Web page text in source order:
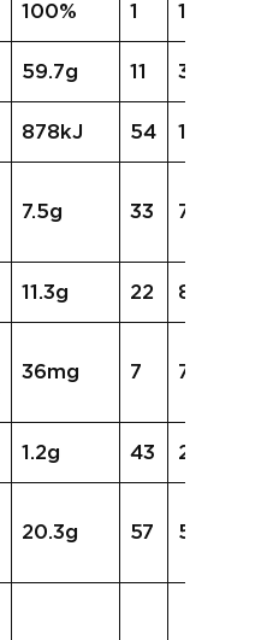
100% 1 100%
59.7g 11 30.9g
878kJ 54 1298kJ
7.5g 33 7.7g
11.3g 22 8.9g
36mg 7 7mg
1.2g 43 2.4g
20.3g 57 50.0g